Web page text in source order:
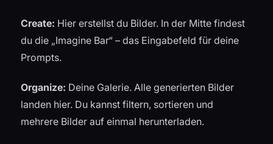
Create: Hier erstellst du Bilder. In der Mitte findest
du die „Imagine Bar“ – das Eingabefeld für deine
Prompts.
Organize: Deine Galerie. Alle generierten Bilder
landen hier. Du kannst filtern, sortieren und
mehrere Bilder auf einmal herunterladen.